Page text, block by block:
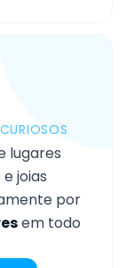
lugares
joias
por
em todo